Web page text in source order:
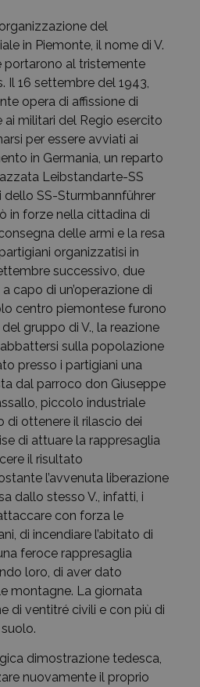
del
in Piemonte, il nome di V.
portarono al tristemente
Il 16 settembre del 1943,
opera di affissione di
militari del Regio esercito
per essere avviati ai
in Germania, un reparto
Leibstandarte-SS
SS-Sturmbannführer
in forze nella cittadina di
delle armi e la resa
organizzatisi in
successivo, due
capo di un’operazione di
centro piemontese furono
gruppo di V., la reazione
sulla popolazione
presso i partigiani una
dal parroco don Giuseppe
piccolo industriale
di ottenere il rilascio dei
di attuare la rappresaglia
il risultato
l’avvenuta liberazione
dallo stesso V., infatti, i
con forza le
di incendiare l’abitato di
feroce rappresaglia
loro, di aver dato
montagne. La giornata
di ventitré civili e con più di
dimostrazione tedesca,
nuovamente il proprio